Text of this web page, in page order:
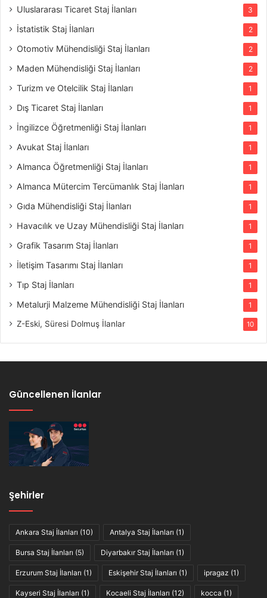
Uluslararası Ticaret Staj İlanları 3
İstatistik Staj İlanları 2
Otomotiv Mühendisliği Staj İlanları 2
Maden Mühendisliği Staj İlanları 2
Turizm ve Otelcilik Staj İlanları 1
Dış Ticaret Staj İlanları 1
İngilizce Öğretmenliği Staj İlanları 1
Avukat Staj İlanları 1
Almanca Öğretmenliği Staj İlanları 1
Almanca Mütercim Tercümanlık Staj İlanları 1
Gıda Mühendisliği Staj İlanları 1
Havacılık ve Uzay Mühendisliği Staj İlanları 1
Grafik Tasarım Staj İlanları 1
İletişim Tasarımı Staj İlanları 1
Tıp Staj İlanları 1
Metalurji Malzeme Mühendisliği Staj İlanları 1
Z-Eski, Süresi Dolmuş İlanlar 10
Güncellenen İlanlar
Şehirler
Ankara Staj İlanları (10) Antalya Staj İlanları (1)
Bursa Staj İlanları (5) Diyarbakır Staj İlanları (1)
Erzurum Staj İlanları (1) Eskişehir Staj İlanları (1) ipragaz (1)
Kayseri Staj İlanları (1) Kocaeli Staj İlanları (12) kocca (1)